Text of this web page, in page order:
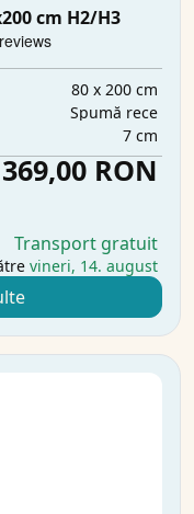
cm H2/H3
80 x 200 cm
Spumă rece
7 cm
369,00 RON
Transport gratuit
vineri, 14. august